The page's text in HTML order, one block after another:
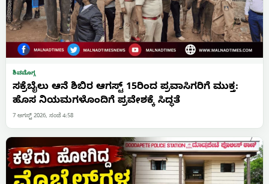
ಶಿವಮೊಗ್ಗ
ಸಕ್ರೆಬೈಲು ಆನೆ ಶಿಬಿರ ಆಗಸ್ಟ್ 15ರಿಂದ ಪ್ರವಾಸಿಗರಿಗೆ ಮುಕ್ತ:
ಹೊಸ ನಿಯಮಗಳೊಂದಿಗೆ ಪ್ರವೇಶಕ್ಕೆ ಸಿದ್ಧತೆ
7 ಆಗಸ್ಟ್ 2026, ಸಂಜೆ 4:58